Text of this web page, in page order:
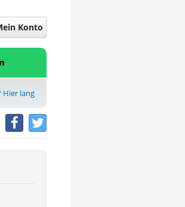
Konto
Hier lang